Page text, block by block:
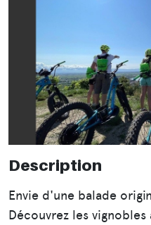
Description
Envie d'une balade
Découvrez les